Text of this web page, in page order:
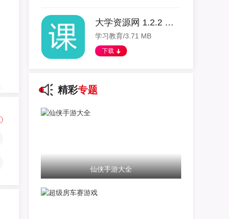
大学资源网 1.2.2 安卓版
学习教育/3.71 MB
下载
精彩专题
仙侠手游大全